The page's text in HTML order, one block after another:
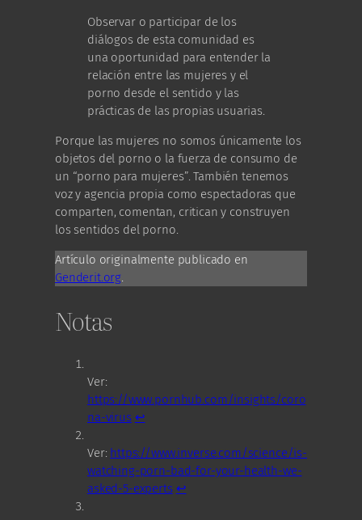
Observar o participar de los
diálogos de esta comunidad es
una oportunidad para entender la
relación entre las mujeres y el
porno desde el sentido y las
prácticas de las propias usuarias.
Porque las mujeres no somos únicamente los
objetos del porno o la fuerza de consumo de
un “porno para mujeres”. También tenemos
voz y agencia propia como espectadoras que
comparten, comentan, critican y construyen
los sentidos del porno.
Artículo originalmente publicado en
Genderit.org.
Notas
Ver:
https://www.pornhub.com/insights/coro
na-virus ↩︎
Ver: https://www.inverse.com/science/is-
watching-porn-bad-for-your-health-we-
asked-5-experts ↩︎